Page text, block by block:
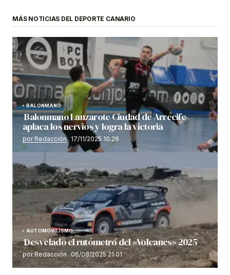
MÁS NOTICIAS DEL DEPORTE CANARIO
BALONMANO
Balonmano Lanzarote Ciudad de Arrecife
aplaca los nervios y logra la victoria
por Redacción 17/11/2025 10:26
AUTOMOVILISMO
Desvelado el rutómetro del «Volcanes» 2025
por Redacción 06/08/2025 21:01